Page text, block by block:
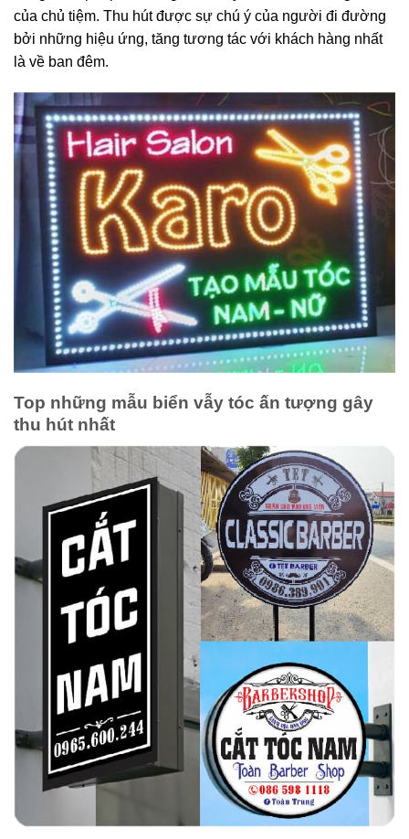
của chủ tiệm. Thu hút được sự chú ý của người đi đường
bởi những hiệu ứng, tăng tương tác với khách hàng nhất
là về ban đêm.
Top những mẫu biển vẫy tóc ấn tượng gây
thu hút nhất